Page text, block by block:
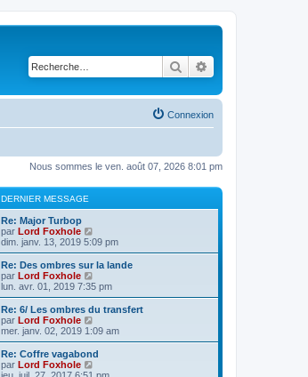
Rechercher
Connexion
Nous sommes le ven. août 07, 2026 8:01 pm
DERNIER MESSAGE
Re: Major Turbop
par Lord Foxhole
o
i
r
e
d
r
n
i
r
dim. janv. 13, 2019 5:09 pm
Re: Des ombres sur la lande
par Lord Foxhole
o
i
r
e
e
r
lun. avr. 01, 2019 7:35 pm
Re: 6/ Les ombres du transfert
par Lord Foxhole
o
i
r
e
mer. janv. 02, 2019 1:09 am
Re: Coffre vagabond
par Lord Foxhole
o